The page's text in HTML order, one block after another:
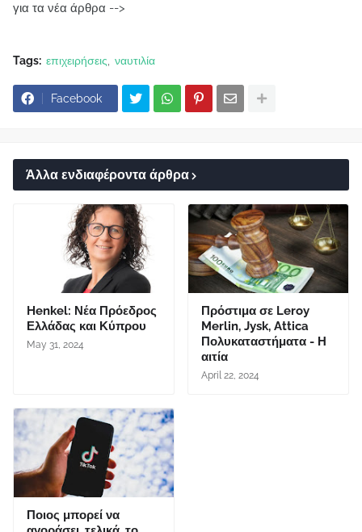
για τα νέα άρθρα -->
Tags: επιχειρήσεις ναυτιλία
Facebook
Άλλα ενδιαφέροντα άρθρα
Henkel: Νέα Πρόεδρος
Ελλάδας και Κύπρου
May 31, 2024
Πρόστιμα σε Leroy
Merlin, Jysk, Attica
Πολυκαταστήματα - Η
αιτία
April 22, 2024
Ποιος μπορεί να